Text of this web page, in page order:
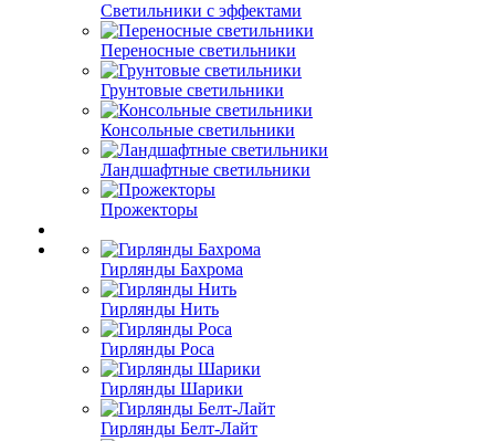
Светильники с эффектами
Переносные светильники
Грунтовые светильники
Консольные светильники
Ландшафтные светильники
Прожекторы
Гирлянды Бахрома
Гирлянды Нить
Гирлянды Роса
Гирлянды Шарики
Гирлянды Белт-Лайт